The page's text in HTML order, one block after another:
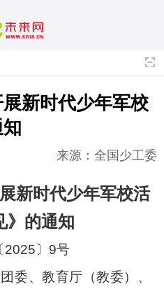
新时代少年军校
来源：全国少工委
新时代少年军校活
》的通知
2025〕9号
委、教育厅（教委）、